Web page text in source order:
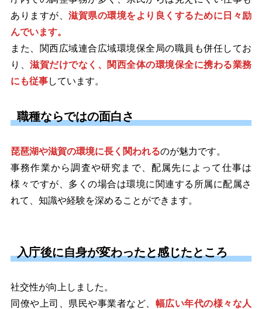
ありますが、 滋賀県の環境をより良くするために日々励
んでいます。
また、関西広域連合広域環境保全局の職員も併任してお
り、 滋賀だけでなく、関西全体の環境保全に携わる業務
にも従事しています。
職種ならではの面白さ
琵琶湖や滋賀の環境に長く関われるのが魅力です。
事務作業から調査や研究まで、配属先によって仕事は
様々ですが、多くの場合は環境に関連する所属に配属さ
れて、知識や経験を深めることができます。
入庁後に自身が変わったと感じたところ
社交性が向上しました。
同僚や上司、県民や事業者など、 幅広い年代の様々な人